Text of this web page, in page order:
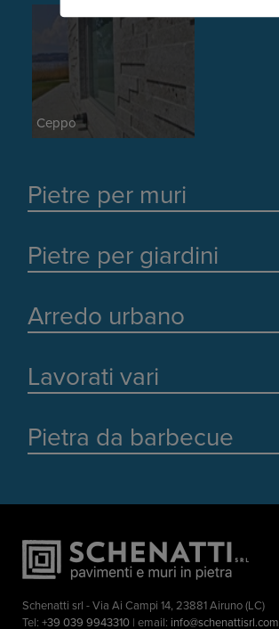
Ceppo
Pietre per muri
Pietre per giardini
Arredo urbano
Lavorati vari
Pietra da barbecue
Schenatti srl - Via Ai Campi 14, 23881 Airuno (LC)
Tel: +39 039 9943310 | email: info@schenattisrl.com